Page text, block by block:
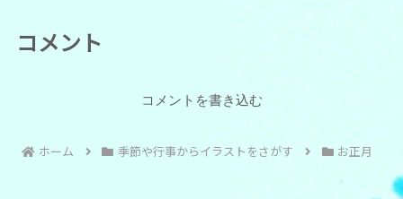
コメント
コメントを書き込む
ホーム 季節や行事からイラストをさがす お正月